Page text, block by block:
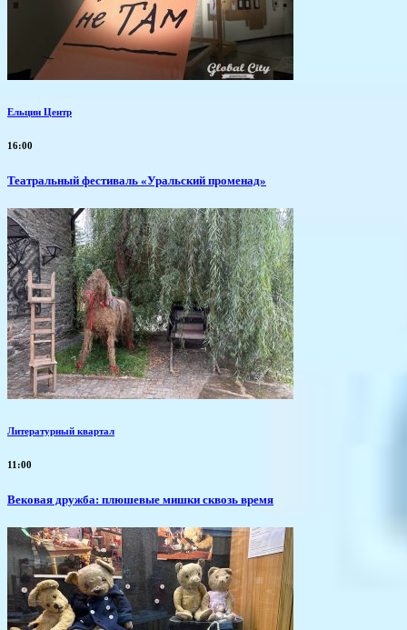
Ельцин Центр
16:00
Театральный фестиваль «Уральский променад»
Литературный квартал
11:00
Вековая дружба: плюшевые мишки сквозь время